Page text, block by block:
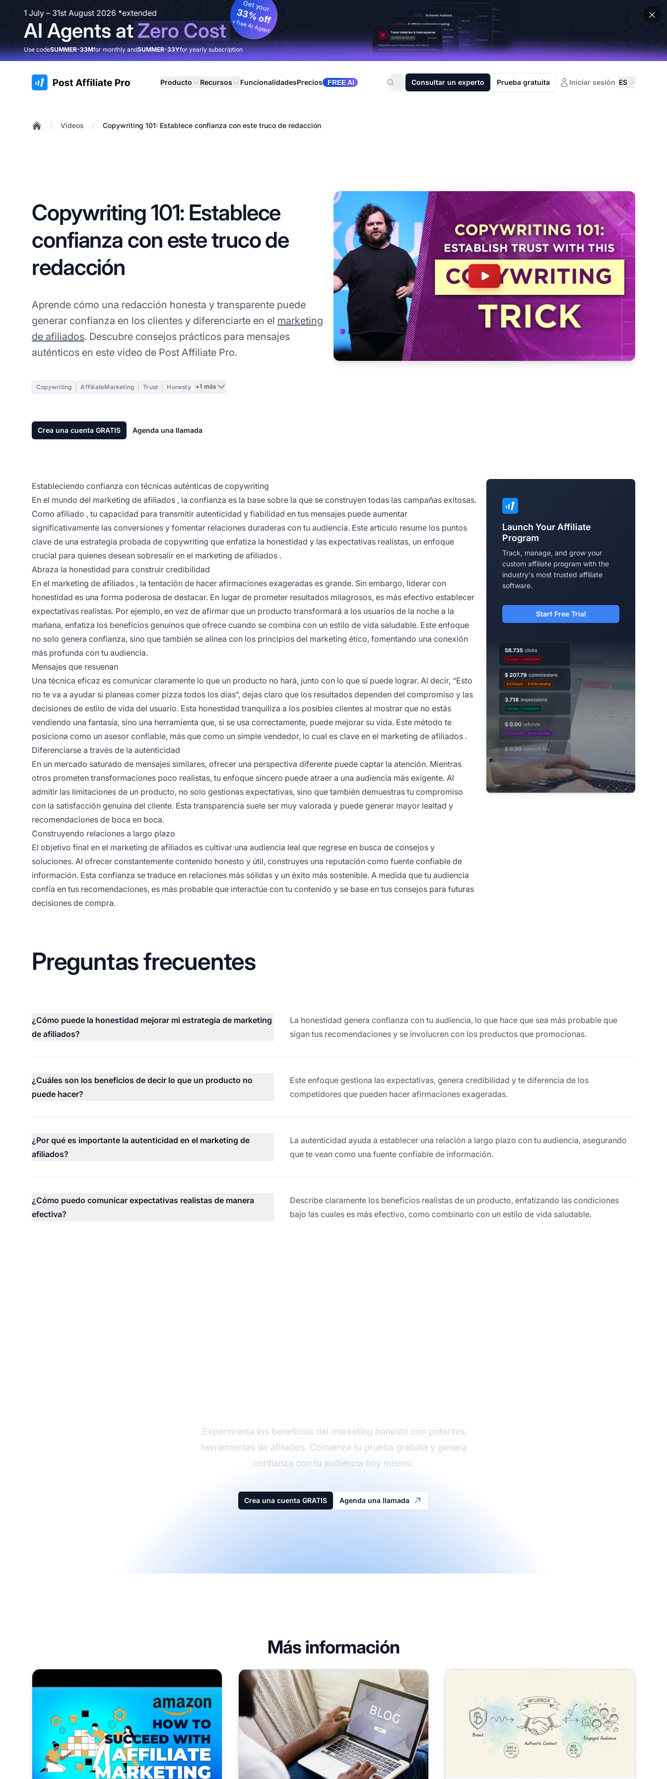
1 July – 31st August 2026 *extended
AI Agents atZero Cost
Get your
33% off
+ free AI Agent
Use codeSUMMER-33Mfor monthly andSUMMER-33Yfor yearly subscription
:site.title Producto Recursos FuncionalidadesPrecios FREE AI Consultar un experto Prueba gratuita Iniciar sesión ES
/ Videos / Copywriting 101: Establece confianza con este truco de redacción
Copywriting 101: Establece
confianza con este truco de
redacción
Aprende cómo una redacción honesta y transparente puede
generar confianza en los clientes y diferenciarte en el marketing
de afiliados. Descubre consejos prácticos para mensajes
auténticos en este video de Post Affiliate Pro.
Copywriting AffiliateMarketing Trust Honesty +1 más
Crea una cuenta GRATIS Agenda una llamada
Estableciendo confianza con técnicas auténticas de copywriting
En el mundo del marketing de afiliados , la confianza es la base sobre la que se construyen todas las campañas exitosas.
Como afiliado , tu capacidad para transmitir autenticidad y fiabilidad en tus mensajes puede aumentar
significativamente las conversiones y fomentar relaciones duraderas con tu audiencia. Este artículo resume los puntos
clave de una estrategia probada de copywriting que enfatiza la honestidad y las expectativas realistas, un enfoque
crucial para quienes desean sobresalir en el marketing de afiliados .
Abraza la honestidad para construir credibilidad
En el marketing de afiliados , la tentación de hacer afirmaciones exageradas es grande. Sin embargo, liderar con
honestidad es una forma poderosa de destacar. En lugar de prometer resultados milagrosos, es más efectivo establecer
expectativas realistas. Por ejemplo, en vez de afirmar que un producto transformará a los usuarios de la noche a la
mañana, enfatiza los beneficios genuinos que ofrece cuando se combina con un estilo de vida saludable. Este enfoque
no solo genera confianza, sino que también se alinea con los principios del marketing ético, fomentando una conexión
más profunda con tu audiencia.
Mensajes que resuenan
Una técnica eficaz es comunicar claramente lo que un producto no hará, junto con lo que sí puede lograr. Al decir, “Esto
no te va a ayudar si planeas comer pizza todos los días”, dejas claro que los resultados dependen del compromiso y las
decisiones de estilo de vida del usuario. Esta honestidad tranquiliza a los posibles clientes al mostrar que no estás
vendiendo una fantasía, sino una herramienta que, si se usa correctamente, puede mejorar su vida. Este método te
posiciona como un asesor confiable, más que como un simple vendedor, lo cual es clave en el marketing de afiliados .
Diferenciarse a través de la autenticidad
En un mercado saturado de mensajes similares, ofrecer una perspectiva diferente puede captar la atención. Mientras
otros prometen transformaciones poco realistas, tu enfoque sincero puede atraer a una audiencia más exigente. Al
admitir las limitaciones de un producto, no solo gestionas expectativas, sino que también demuestras tu compromiso
con la satisfacción genuina del cliente. Esta transparencia suele ser muy valorada y puede generar mayor lealtad y
recomendaciones de boca en boca.
Construyendo relaciones a largo plazo
El objetivo final en el marketing de afiliados es cultivar una audiencia leal que regrese en busca de consejos y
soluciones. Al ofrecer constantemente contenido honesto y útil, construyes una reputación como fuente confiable de
información. Esta confianza se traduce en relaciones más sólidas y un éxito más sostenible. A medida que tu audiencia
confía en tus recomendaciones, es más probable que interactúe con tu contenido y se base en tus consejos para futuras
decisiones de compra.
Launch Your Affiliate
Program
Track, manage, and grow your
custom affiliate program with the
industry's most trusted affiliate
software.
Start Free Trial
Preguntas frecuentes
¿Cómo puede la honestidad mejorar mi estrategia de marketing
de afiliados?
La honestidad genera confianza con tu audiencia, lo que hace que sea más probable que
sigan tus recomendaciones y se involucren con los productos que promocionas.
¿Cuáles son los beneficios de decir lo que un producto no
puede hacer?
Este enfoque gestiona las expectativas, genera credibilidad y te diferencia de los
competidores que pueden hacer afirmaciones exageradas.
¿Por qué es importante la autenticidad en el marketing de
afiliados?
La autenticidad ayuda a establecer una relación a largo plazo con tu audiencia, asegurando
que te vean como una fuente confiable de información.
¿Cómo puedo comunicar expectativas realistas de manera
efectiva?
Describe claramente los beneficios realistas de un producto, enfatizando las condiciones
bajo las cuales es más efectivo, como combinarlo con un estilo de vida saludable.
Experimenta los beneficios del marketing honesto con potentes
herramientas de afiliados. Comienza tu prueba gratuita y genera
confianza con tu audiencia hoy mismo.
Crea una cuenta GRATIS Agenda una llamada
Más información
Cómo tener éxito con el marketing de afiliados Cómo escribir contenido excelente para el marketing deCómo generar confianza con tu audiencia de blog al